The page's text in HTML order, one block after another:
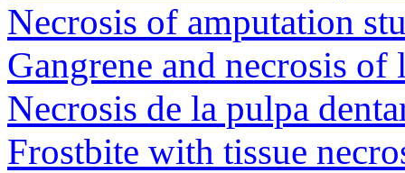
Necrosis of amputation
Gangrene and necrosis of
Necrosis de la pulpa
Frostbite with tissue